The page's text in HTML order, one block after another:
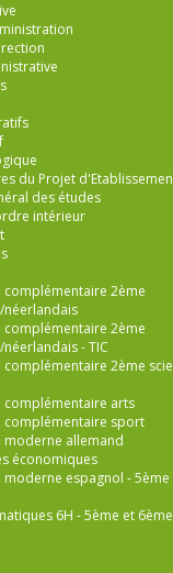
du Projet
des études
intérieur
complémentaire 2ème
néerlandais
complémentaire 2ème
néerlandais - TIC
complémentaire 2ème
complémentaire arts
complémentaire sport
moderne allemand
économiques
moderne espagnol - 5ème
6H - 5ème et 6ème